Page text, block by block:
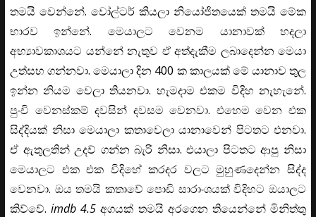
තමයි වෙන්නේ. වෝල්ටර් කියලා නියෝජිතයෙක් තමයි මේක
භාරව ඉන්නේ. මෙයාලට වෙනම යානාවක් හදලා
අභ්‍යාවකාශයට යන්නේ නැතුව ඒ අත්දැකීම ලබාදෙන්න මෙයා
උත්සහ ගන්නවා. මෙයාලා දින 400 ක කාලයක් මේ යානාව තුල
ඉන්න නියම වෙලා තියනවා. හැමදාම එකම විදිහ නැහැනේ.
පුංචි වෙනස්කම් දවසින් දවසම වෙනවා. එහෙම වෙන එක
සිද්දියක් නිසා මෙයාලා කතාවෙලා යානාවෙන් පිටතට එනවා.
ඒ ඇතුලතින් උදව් ගන්න බැරි නිසා. එයාලා පිටතට ආපු නිසා
මෙයාලට එක එක විදිහේ කරදර වලට මුහුණදෙන්න සිද්ද
වෙනවා. ඔය තමයි කතාවේ පොඩි සාරාංශයක් විදිහට ඔයාලට
කිව්වේ.imdb 4.5 අගයක් තමයි අරගෙන තියෙන්නේ මිනිත්තු